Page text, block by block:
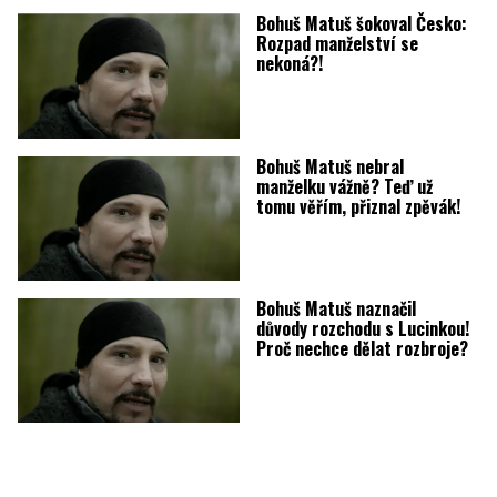
Bohuš Matuš šokoval Česko:
Rozpad manželství se
nekoná?!
Bohuš Matuš nebral
manželku vážně? Teď už
tomu věřím, přiznal zpěvák!
Bohuš Matuš naznačil
důvody rozchodu s Lucinkou!
Proč nechce dělat rozbroje?